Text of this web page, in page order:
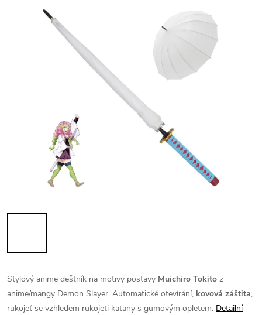
Stylový anime deštník na motivy postavy Muichiro Tokito z
anime/mangy Demon Slayer. Automatické otevírání, kovová záštita,
rukojeť se vzhledem rukojeti katany s gumovým opletem. Detailní